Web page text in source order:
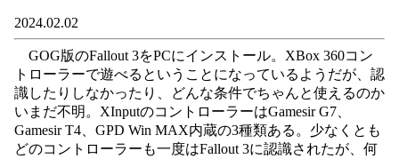
2024.02.02
GOG版のFallout 3をPCにインストール。XBox 360コン
トローラーで遊べるということになっているようだが、認
識したりしなかったり、どんな条件でちゃんと使えるのか
いまだ不明。XInputのコントローラーはGamesir G7、
Gamesir T4、GPD Win MAX内蔵の3種類ある。少なくとも
どのコントローラーも一度はFallout 3に認識されたが、何